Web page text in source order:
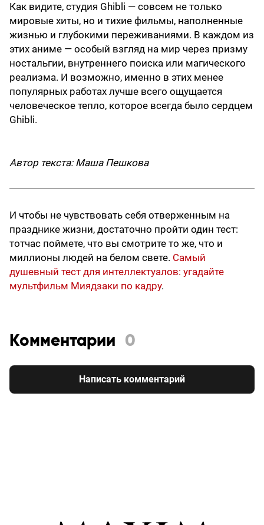
Как видите, студия Ghibli — совсем не только
мировые хиты, но и тихие фильмы, наполненные
жизнью и глубокими переживаниями. В каждом из
этих аниме — особый взгляд на мир через призму
ностальгии, внутреннего поиска или магического
реализма. И возможно, именно в этих менее
популярных работах лучше всего ощущается
человеческое тепло, которое всегда было сердцем
Ghibli.
Автор текста: Маша Пешкова
И чтобы не чувствовать себя отверженным на
празднике жизни, достаточно пройти один тест:
тотчас поймете, что вы смотрите то же, что и
миллионы людей на белом свете. Самый
душевный тест для интеллектуалов: угадайте
мультфильм Миядзаки по кадру.
Комментарии 0
Написать комментарий